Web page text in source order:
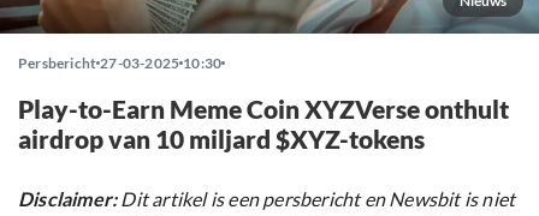
Persbericht 27-03-2025 10:30
Play-to-Earn Meme Coin XYZVerse onthult
airdrop van 10 miljard $XYZ-tokens
Disclaimer:Dit artikel is een persbericht en Newsbit is niet